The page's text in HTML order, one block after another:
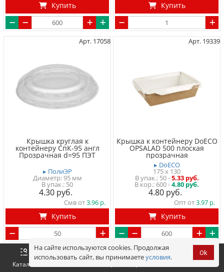
Купить Купить
Арт. 17058
Крышка круглая к
контейнеру СпК-95 англ
Прозрачная d=95 ПЭТ
▸ ПолиЭР
Диаметр: 95 мм
50
4.30
Смв от3.96
Купить
Арт. 19339
Крышка к контейнеру DoECO
OPSALAD 500 плоская
прозрачная
▸ DoECO
175 x 130
50-5.33 руб.
600 -4.80 руб.
4.80
Опт от3.97
Купить
Арт. 19338 Арт. 19927
Каталог Корзина
Оформить
На сайте используются cookies. Продолжая
использовать сайт, вы принимаетеусловия. Ok